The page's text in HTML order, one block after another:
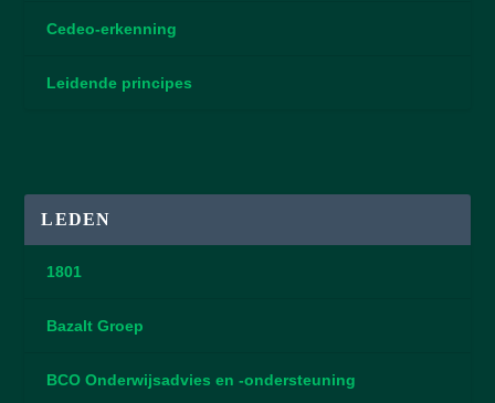
Cedeo-erkenning
Leidende principes
LEDEN
1801
Bazalt Groep
BCO Onderwijsadvies en -ondersteuning